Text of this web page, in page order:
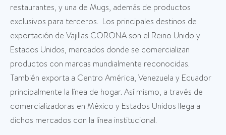
restaurantes, y una de Mugs, además de productos
exclusivos para terceros. Los principales destinos de
exportación de Vajillas CORONA son el Reino Unido y
Estados Unidos, mercados donde se comercializan
productos con marcas mundialmente reconocidas.
También exporta a Centro América, Venezuela y Ecuador
principalmente la línea de hogar. Así mismo, a través de
comercializadoras en México y Estados Unidos llega a
dichos mercados con la línea institucional.